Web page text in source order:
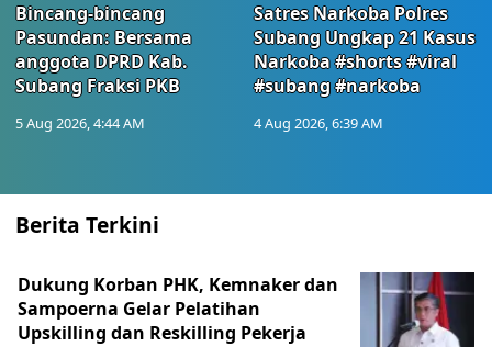
Bincang-bincang
Pasundan: Bersama
anggota DPRD Kab.
Subang Fraksi PKB
5 Aug 2026, 4:44 AM
Satres Narkoba Polres
Subang Ungkap 21 Kasus
Narkoba #shorts #viral
#subang #narkoba
4 Aug 2026, 6:39 AM
Berita Terkini
Dukung Korban PHK, Kemnaker dan
Sampoerna Gelar Pelatihan
Upskilling dan Reskilling Pekerja